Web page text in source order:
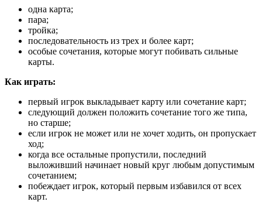
одна карта;
пара;
тройка;
последовательность из трех и более карт;
особые сочетания, которые могут побивать сильные
карты.
Как играть:
первый игрок выкладывает карту или сочетание карт;
следующий должен положить сочетание того же типа,
но старше;
если игрок не может или не хочет ходить, он пропускает
ход;
когда все остальные пропустили, последний
выложивший начинает новый круг любым допустимым
сочетанием;
побеждает игрок, который первым избавился от всех
карт.